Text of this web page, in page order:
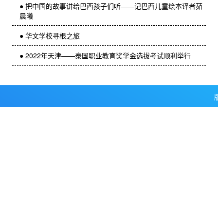
● 把中国的故事讲给巴西孩子们听——记巴西儿童绘本译者茹
晨曦
● 华文学校寻根之旅
● 2022年天津——泰国职业教育奖学金选拔考试顺利举行